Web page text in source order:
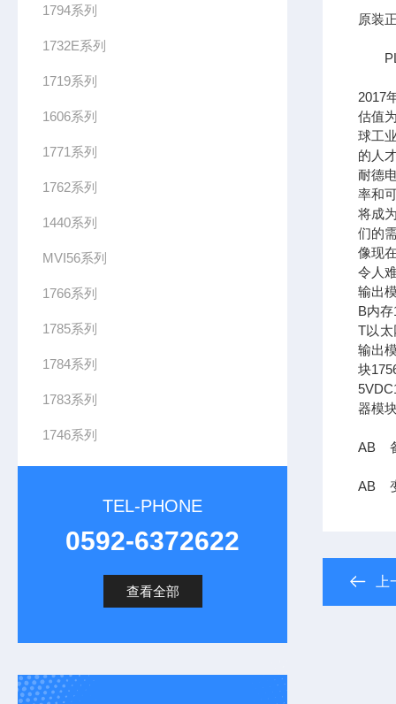
1794系列
1732E系列
1719系列
1606系列
1771系列
1762系列
1440系列
MVI56系列
1766系列
1785系列
1784系列
1783系列
1746系列
TEL-PHONE
0592-6372622
查看全部
原装
PLC
2017
估值
球工
的人
耐德
率和
将成
们的
像现
令人
输出
B内
T以太
输出
块
器模
AB
AB